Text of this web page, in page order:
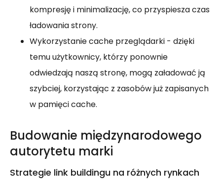
kompresję i minimalizację, co przyspiesza czas
ładowania strony.
Wykorzystanie cache przeglądarki - dzięki
temu użytkownicy, którzy ponownie
odwiedzają naszą stronę, mogą załadować ją
szybciej, korzystając z zasobów już zapisanych
w pamięci cache.
Budowanie międzynarodowego
autorytetu marki
Strategie link buildingu na różnych rynkach